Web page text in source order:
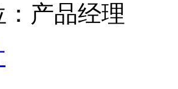
产品经理